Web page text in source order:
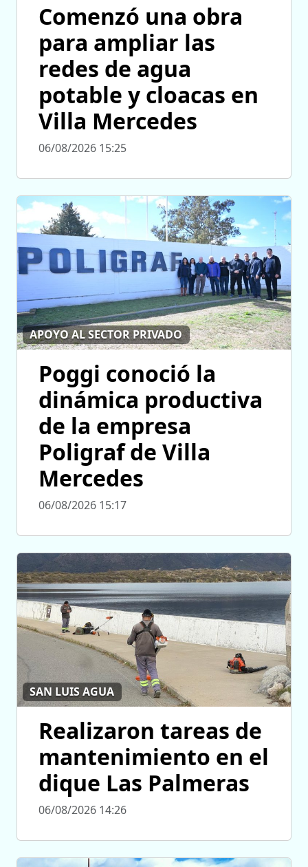
Comenzó una obra
para ampliar las
redes de agua
potable y cloacas en
Villa Mercedes
06/08/2026 15:25
APOYO AL SECTOR PRIVADO
Poggi conoció la
dinámica productiva
de la empresa
Poligraf de Villa
Mercedes
06/08/2026 15:17
SAN LUIS AGUA
Realizaron tareas de
mantenimiento en el
dique Las Palmeras
06/08/2026 14:26